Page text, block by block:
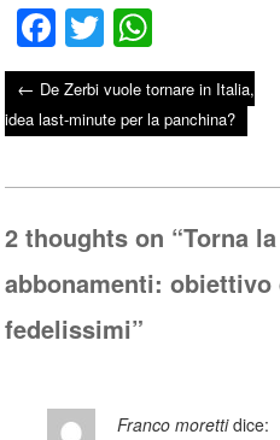
Fa
ce
bo
ok
T
wi
tte
r
ha
ts
A
pp
Post
← De Zerbi vuole tornare in Italia,
idea last-minute per la panchina?
2 thoughts on “Torna
abbonamenti: obiettivo
fedelissimi”
Franco moretti dice: